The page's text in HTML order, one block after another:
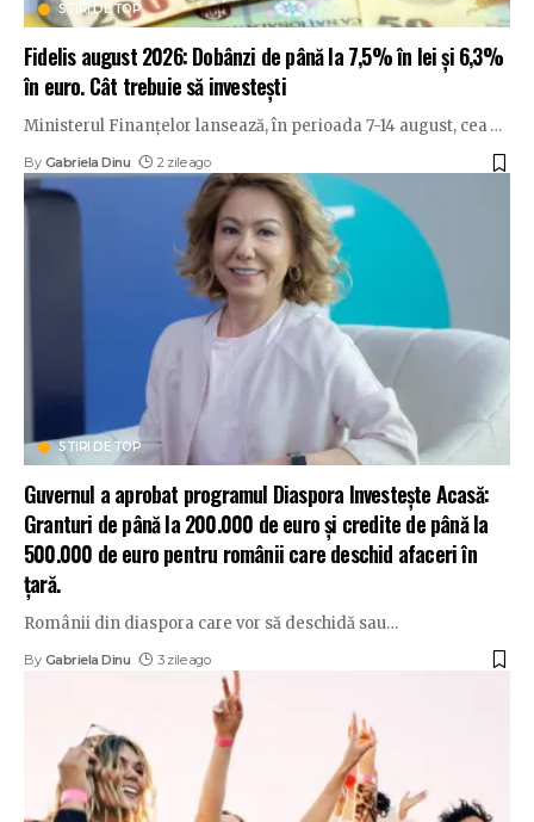
STIRI DE TOP
Fidelis august 2026: Dobânzi de până la 7,5% în lei și 6,3%
în euro. Cât trebuie să investești
Ministerul Finanțelor lansează, în perioada 7-14 august, cea…
By Gabriela Dinu 2 zile ago
STIRI DE TOP
Guvernul a aprobat programul Diaspora Investește Acasă:
Granturi de până la 200.000 de euro și credite de până la
500.000 de euro pentru românii care deschid afaceri în
țară.
Românii din diaspora care vor să deschidă sau…
By Gabriela Dinu 3 zile ago